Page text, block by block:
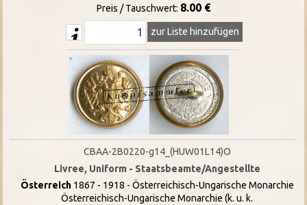
Preis / Tauschwert: 8.00 €
zur Liste hinzufügen
CBAA-2B0220-g14_(HUW01L14)O
Livree, Uniform - Staatsbeamte/Angestellte
Österreich1867 - 1918 - Österreichisch-Ungarische Monarchie
Österreichisch-Ungarische Monarchie (k. u. k.